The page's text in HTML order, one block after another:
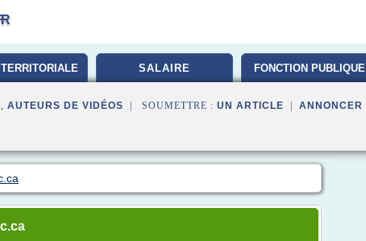
SALAIRE FONCTION PUBLIQUE
, AUTEURS DE VIDÉOS | SOUMETTRE : UN ARTICLE ANNONCER